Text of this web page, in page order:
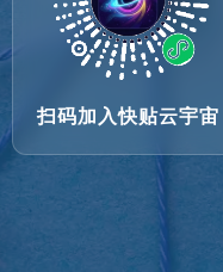
扫码加入快贴云宇宙